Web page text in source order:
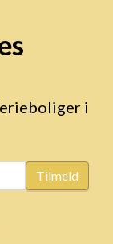
i
Tilmeld